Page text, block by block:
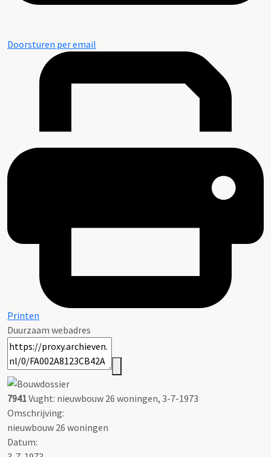
Doorsturen per email
Printen
Duurzaam webadres
7941Vught: nieuwbouw 26 woningen, 3-7-1973
Omschrijving:
nieuwbouw 26 woningen
Datum: